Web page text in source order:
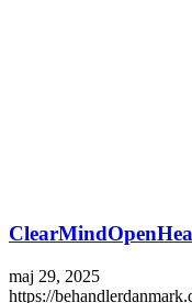
maj 29, 2025
https://